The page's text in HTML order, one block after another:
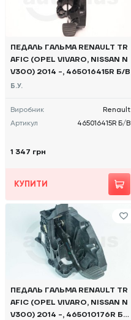
ПЕДАЛЬ ГАЛЬМА RENAULT TR
AFIC (OPEL VIVARO, NISSAN N
V300) 2014 -, 465016415R Б/В
Б.У.
Виробник
Renault
Артикул
465016415R Б/В
1 347 грн
КУПИТИ
ПЕДАЛЬ ГАЛЬМА RENAULT TR
AFIC (OPEL VIVARO, NISSAN N
V300) 2014 -, 465010176R Б/